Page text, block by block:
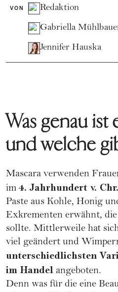
VON Redaktion
Gabriella
Jennifer Hauska
Was genau ist
und welche
Mascara verwenden
im 4. Jahrhundert v. Chr.
Paste aus Kohle, Honig
Exkrementen erwähnt,
sollte. Mittlerweile hat
viel geändert und
unterschiedlichsten
im Handel angeboten.
Denn was für die eine